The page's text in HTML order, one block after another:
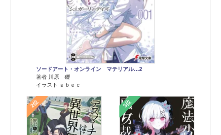
ソードアート・オンライン マテリアル…2
著者 川原 礫
イラスト ａｂｅｃ
2位 3位